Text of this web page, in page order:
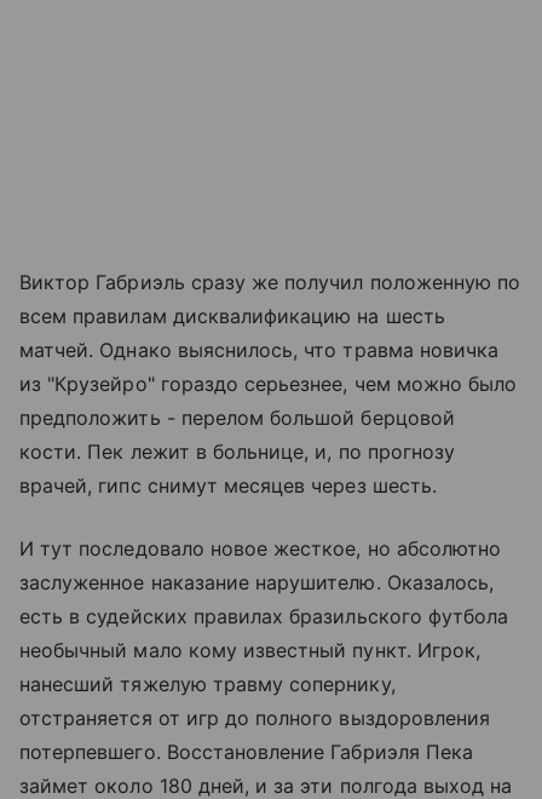
Виктор Габриэль сразу же получил положенную по
всем правилам дисквалификацию на шесть
матчей. Однако выяснилось, что травма новичка
из "Крузейро" гораздо серьезнее, чем можно было
предположить - перелом большой берцовой
кости. Пек лежит в больнице, и, по прогнозу
врачей, гипс снимут месяцев через шесть.
И тут последовало новое жесткое, но абсолютно
заслуженное наказание нарушителю. Оказалось,
есть в судейских правилах бразильского футбола
необычный мало кому известный пункт. Игрок,
нанесший тяжелую травму сопернику,
отстраняется от игр до полного выздоровления
потерпевшего. Восстановление Габриэля Пека
займет около 180 дней, и за эти полгода выход на